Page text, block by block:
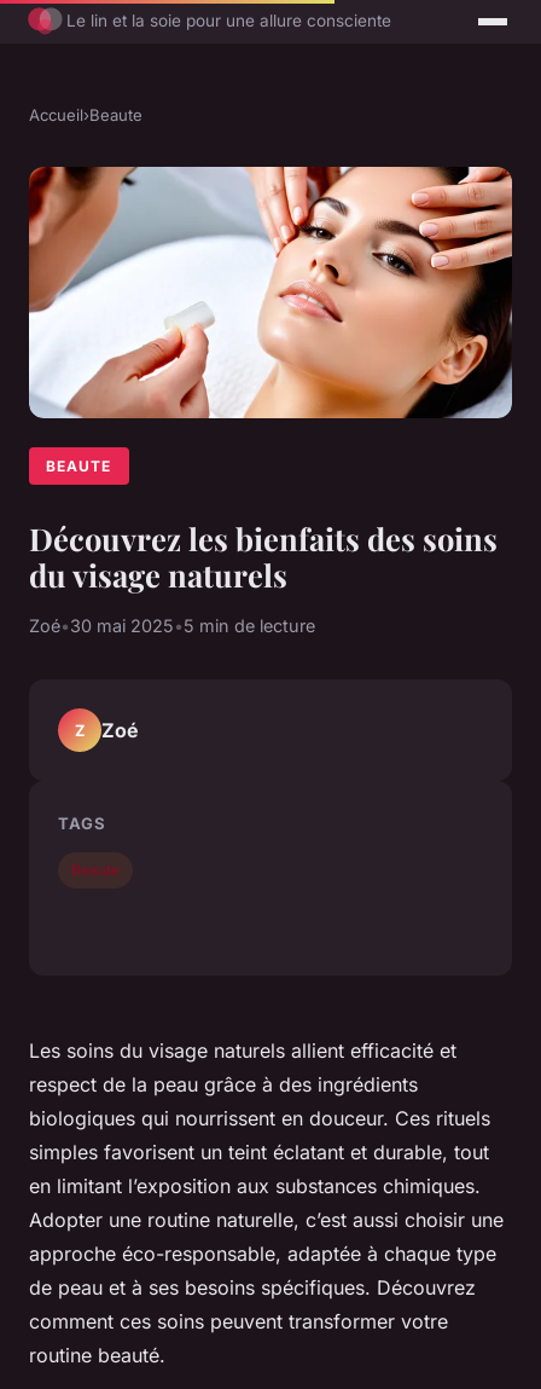
Le lin et la soie pour une allure consciente
Accueil›Beaute
BEAUTE
Découvrez les bienfaits des soins
du visage naturels
Zoé•30 mai 2025•5 min de lecture
Les soins du visage naturels allient efficacité et
respect de la peau grâce à des ingrédients
biologiques qui nourrissent en douceur. Ces rituels
simples favorisent un teint éclatant et durable, tout
en limitant l’exposition aux substances chimiques.
Adopter une routine naturelle, c’est aussi choisir une
approche éco-responsable, adaptée à chaque type
de peau et à ses besoins spécifiques. Découvrez
comment ces soins peuvent transformer votre
routine beauté.
Z Zoé
TAGS
Beaute